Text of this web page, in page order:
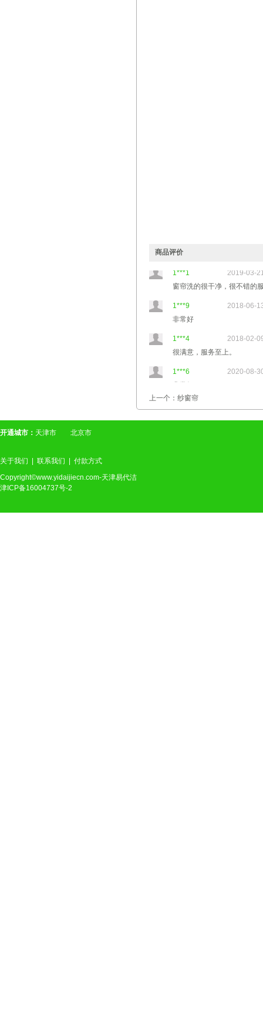
商品评价
非常好
窗帘洗的很干净，很不错的
1***9
2018-06-
非常好
1***4
2018-02-
很满意，服务至上。
1***6
2020-08-
非常好
1***1
上一个：纱窗帘
开通城市： 天津市 北京市
关于我们 | 联系我们 | 付款方式
Copyright©www.yidaijiecn.com-天津易代洁
津ICP备16004737号-2